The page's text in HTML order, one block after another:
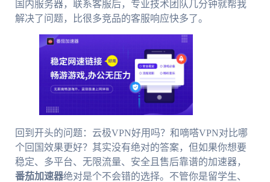
国内服务器，联系客服后，专业技术团队几分钟就帮我
解决了问题，比很多竞品的客服响应快多了。
回到开头的问题：云极VPN好用吗？和嘀嗒VPN对比哪
个回国效果更好？其实没有绝对的答案，但如果你想要
稳定、多平台、无限流量、安全且售后靠谱的加速器，
番茄加速器绝对是个不会错的选择。不管你是留学生、